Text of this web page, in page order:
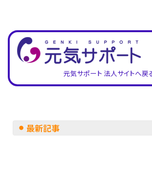
元気サポート 法人サイトへ戻
最新記事